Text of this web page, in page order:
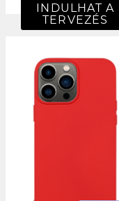
INDULHAT A
TERVEZÉS